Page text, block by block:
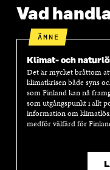
Vad
ÄMNE
Klimat- och
Det är mycket bråttom
klimatkrisen både syns
som Finland kan nå
som utgångspunkt i allt
information om
medför välfärd för